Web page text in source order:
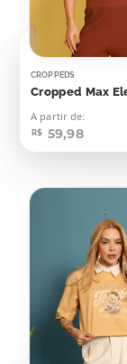
CROPPEDS
A partir de:
R$ 59,98